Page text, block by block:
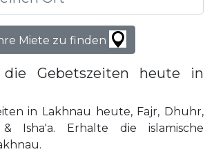
Miete zu finden
Gebetszeiten heute in
in Lakhnau heute, Fajr, Dhuhr,
Isha'a. Erhalte die islamische